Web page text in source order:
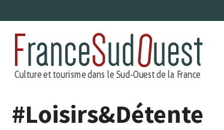
au
contenu
#Loisirs&Détente